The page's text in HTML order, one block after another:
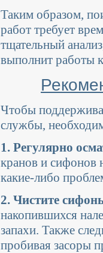
Таким образом,
работ требует
тщательный
выполнит работы
Чтобы
службы,
1. Регулярно
кранов и сифонов
какие-либо
2. Чистите
накопившихся
запахи. Также
пробивая засоры